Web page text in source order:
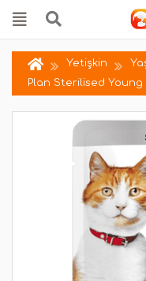
Yetişkin
Plan Sterilised